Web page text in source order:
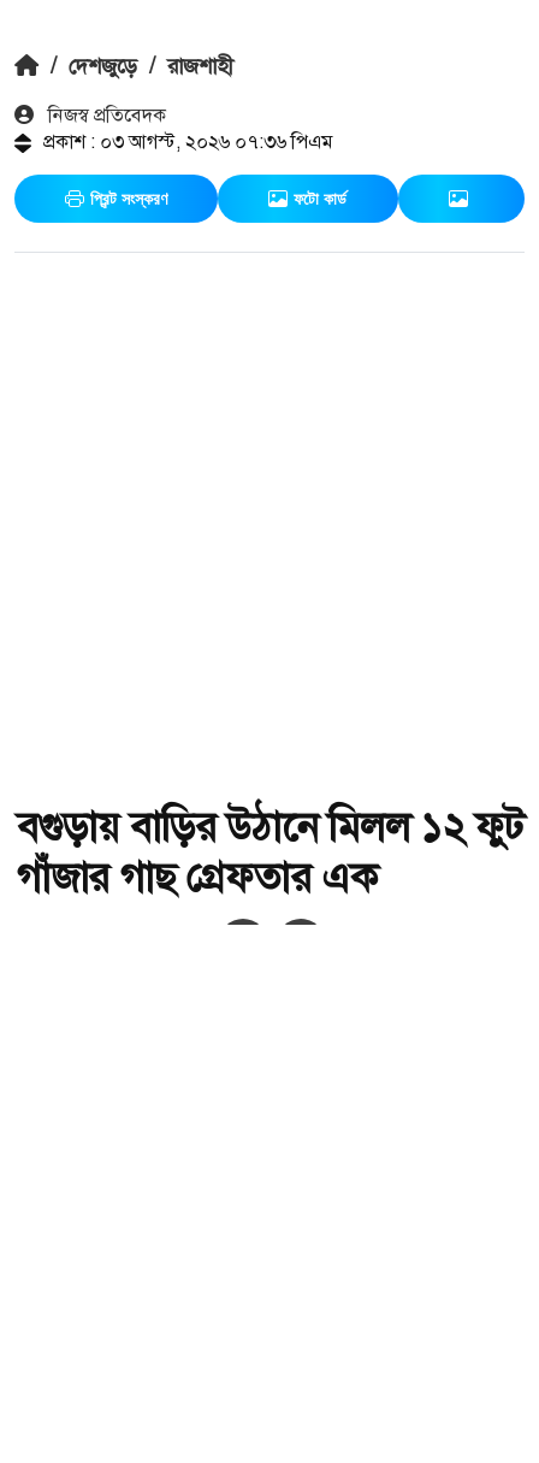
/ দেশজুড়ে / রাজশাহী
নিজস্ব প্রতিবেদক
প্রকাশ : ০৩ আগস্ট, ২০২৬ ০৭:৩৬ পিএম
প্রিন্ট সংস্করণ ফটো কার্ড
বগুড়ায় বাড়ির উঠানে মিলল ১২ ফুট
গাঁজার গাছ গ্রেফতার এক